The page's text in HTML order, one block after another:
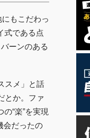
もこだわっ
式である点
ーンのある
スメ」と話
とか。ファ
“楽”を実現
会だったの